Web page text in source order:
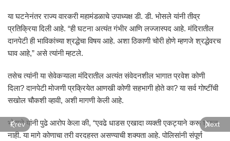
या घटनेनंतर राज्य वारकरी महामंडळाचे उपाध्यक्ष डी. डी. भोसले यांनी तीव्र
प्रतिक्रिया दिली आहे. “ही घटना अत्यंत गंभीर आणि लज्जास्पद आहे. मंदिरातील
दानपेटी ही भाविकांच्या श्रद्धेचा विषय आहे. अशा ठिकाणी चोरी होणे म्हणजे श्रद्धेवरच
घाव आहे,” असे त्यांनी म्हटले.
तसेच त्यांनी या सेवेकऱ्याला मंदिरातील अत्यंत संवेदनशील भागात प्रवेश कोणी
दिला? दानपेटी मोजणी प्रक्रियेत आणखी कोणी सहभागी होते का? या सर्व गोष्टींची
सखोल चौकशी व्हावी, अशी मागणी केली आहे.
भोसले यांनी पुढे आरोप केला की, “एवढे धाडस एखादा व्यक्ती एकट्याने करू शकत
नाही. या मागे कोणाचा तरी वरदहस्त असण्याची शक्यता आहे. पोलिसांनी संपूर्ण
Prev Next